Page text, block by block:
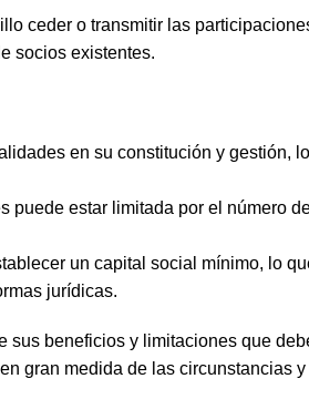
ceder o transmitir las
socios existentes.
en su constitución y gestión,
puede estar limitada por el número
un capital social mínimo, lo
jurídicas.
sus beneficios y limitaciones que
gran medida de las circunstancias